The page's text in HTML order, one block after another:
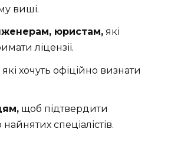
виші.
юристам, які
ліцензії.
які хочуть офіційно визнати
щоб підтвердити
найнятих спеціалістів.